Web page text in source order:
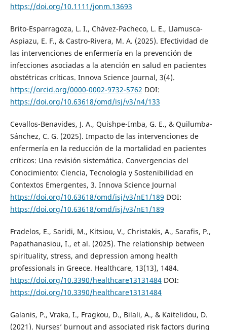
https://doi.org/10.1111/jonm.13693
Brito-Esparragoza, L. I., Chávez-Pacheco, L. E., Llamusca-
Aspiazu, E. F., & Castro-Rivera, M. A. (2025). Efectividad de
las intervenciones de enfermería en la prevención de
infecciones asociadas a la atención en salud en pacientes
obstétricas críticas. Innova Science Journal, 3(4).
https://orcid.org/0000-0002-9732-5762 DOI:
https://doi.org/10.63618/omd/isj/v3/n4/133
Cevallos-Benavides, J. A., Quishpe-Imba, G. E., & Quilumba-
Sánchez, C. G. (2025). Impacto de las intervenciones de
enfermería en la reducción de la mortalidad en pacientes
críticos: Una revisión sistemática. Convergencias del
Conocimiento: Ciencia, Tecnología y Sostenibilidad en
Contextos Emergentes, 3. Innova Science Journal
https://doi.org/10.63618/omd/isj/v3/nE1/189 DOI:
https://doi.org/10.63618/omd/isj/v3/nE1/189
Fradelos, E., Saridi, M., Kitsiou, V., Christakis, A., Sarafis, P.,
Papathanasiou, I., et al. (2025). The relationship between
spirituality, stress, and depression among health
professionals in Greece. Healthcare, 13(13), 1484.
https://doi.org/10.3390/healthcare13131484DOI:
https://doi.org/10.3390/healthcare13131484
Galanis, P., Vraka, I., Fragkou, D., Bilali, A., & Kaitelidou, D.
(2021). Nurses’ burnout and associated risk factors during